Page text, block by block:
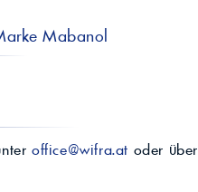
Mabanol
office@wifra.at oder über